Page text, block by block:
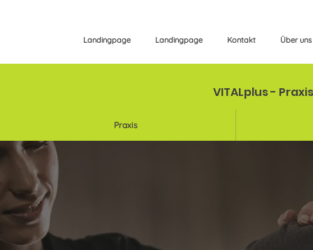
Landingpage Landingpage Kontakt Über uns
VITALplus -
Praxis